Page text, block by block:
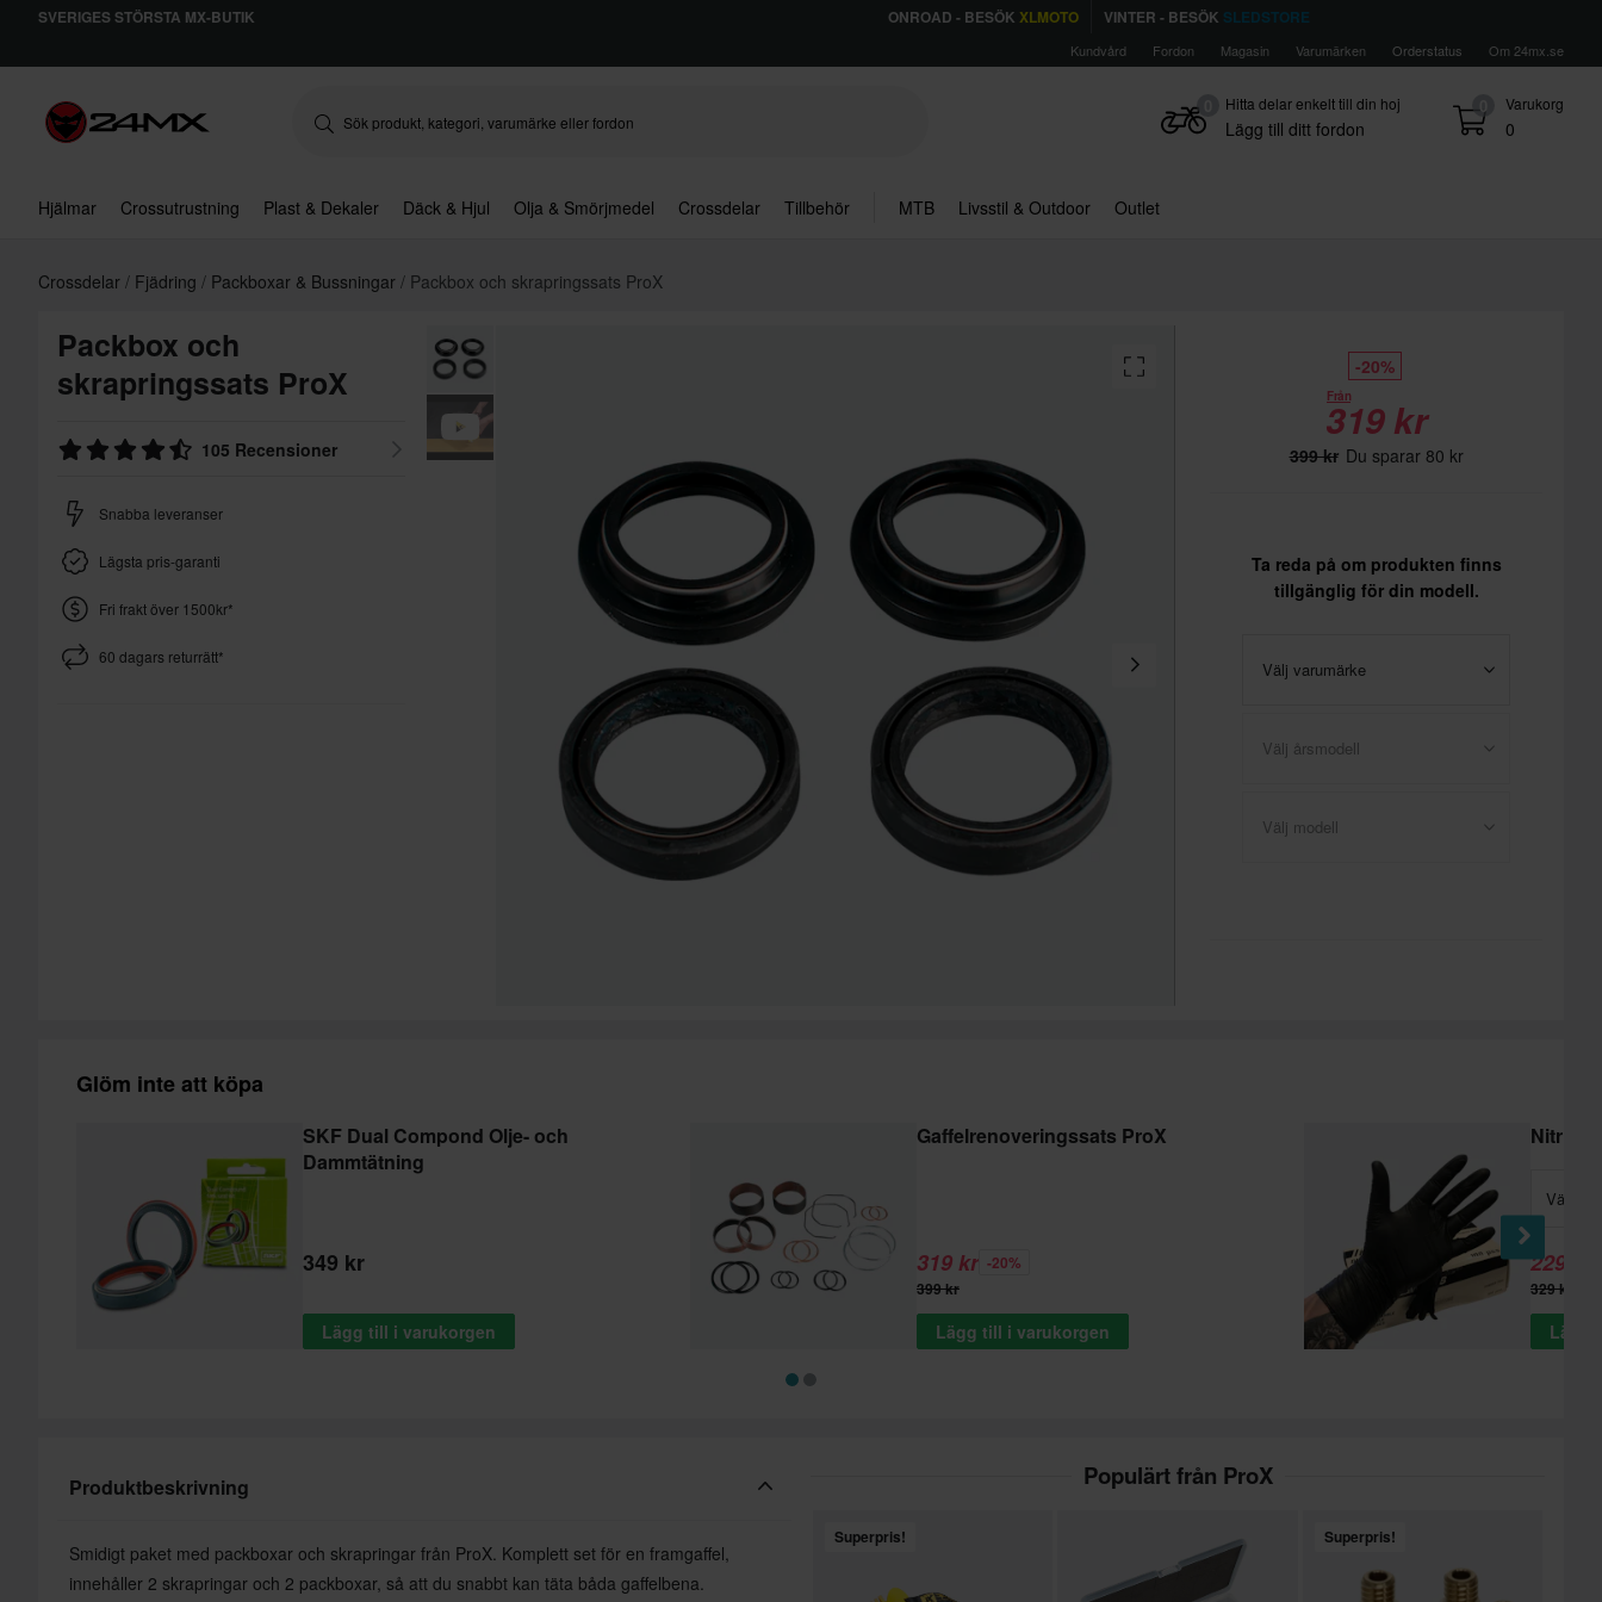
SVERIGES STÖRSTA MX-BUTIK ONROAD - BESÖK XLMOTO VINTER - BESÖK SLEDSTORE
Kundvård Fordon Magasin Varumärken Orderstatus Om 24mx.se
0 Varukorg
0
Hitta delar enkelt till din hoj
Lägg till ditt fordon
Hjälmar Crossutrustning Plast & Dekaler Däck & Hjul Olja & Smörjmedel Crossdelar Tillbehör MTB Livsstil & Outdoor Outlet
Crossdelar Fjädring Packboxar & Bussningar Packbox och skrapringssats ProX
Packbox och
skrapringssats ProX
105 Recensioner
Snabba leveranser
Lägsta pris-garanti
Fri frakt över 1500kr*
60 dagars returrätt*
-20%
Från
319 kr
399 kr Du sparar 80 kr
Ta reda på om produkten finns
tillgänglig för din modell.
Välj varumärke
Välj årsmodell
Välj modell
Glöm inte att köpa
SKF Dual Compond Olje- och
Dammtätning
349 kr
Lägg till i varukorgen
Gaffelrenoveringssats ProX
319 kr -20%
399 kr
Lägg till i varukorgen
Välj -
229 kr
329 kr
Lägg
Produktbeskrivning
Smidigt paket med packboxar och skrapringar från ProX. Komplett set för en framgaffel,
innehåller 2 skrapringar och 2 packboxar, så att du snabbt kan täta båda gaffelbena.
Populärt från ProX
Superpris! Superpris!